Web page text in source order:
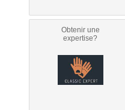
Obtenir une
expertise?